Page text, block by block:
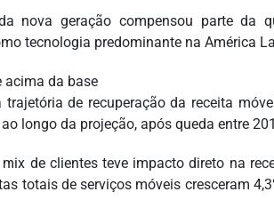
nova geração compensou parte da
tecnologia predominante na América
acima da base
trajetória de recuperação da receita
longo da projeção, após queda entre
de clientes teve impacto direto na
totais de serviços móveis cresceram